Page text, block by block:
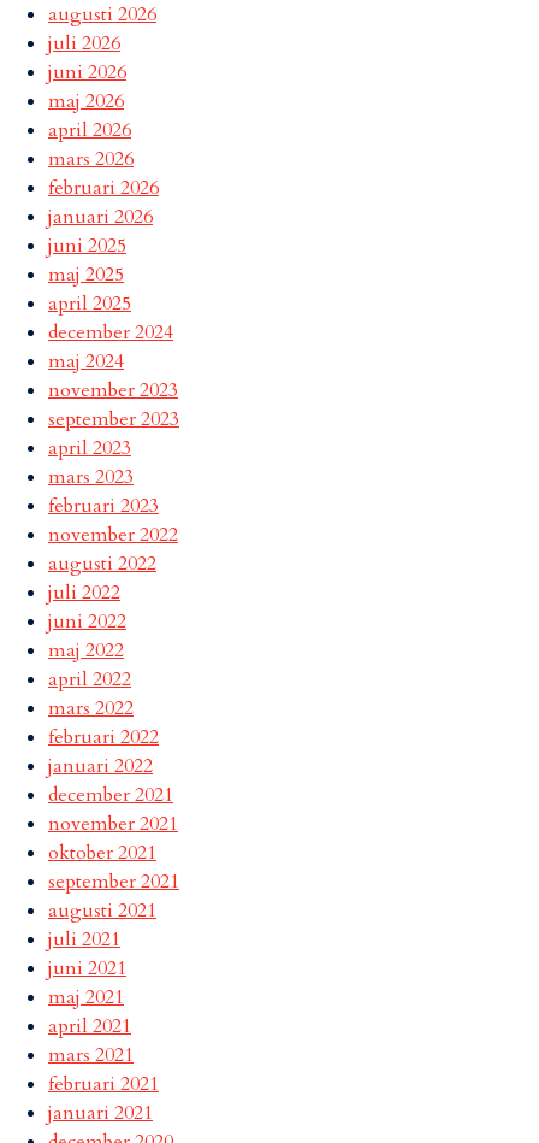
augusti 2026
juli 2026
juni 2026
maj 2026
april 2026
mars 2026
februari 2026
januari 2026
juni 2025
maj 2025
april 2025
december 2024
maj 2024
november 2023
september 2023
april 2023
mars 2023
februari 2023
november 2022
augusti 2022
juli 2022
juni 2022
maj 2022
april 2022
mars 2022
februari 2022
januari 2022
december 2021
november 2021
oktober 2021
september 2021
augusti 2021
juli 2021
juni 2021
maj 2021
april 2021
mars 2021
februari 2021
januari 2021